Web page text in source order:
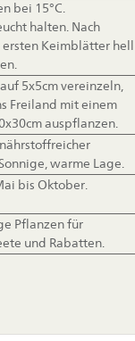
bei 15°C.
halten. Nach
Keimblätter hell
5x5cm vereinzeln,
Freiland mit einem
auspflanzen.
warme Lage.
bis Oktober.
Pflanzen für
und Rabatten.